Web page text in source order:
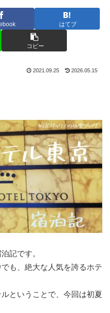
はてブ
コピー
2021.09.25 2026.05.15
記です。
も、絶大な人気を誇るホテ
ということで、今回は初夏